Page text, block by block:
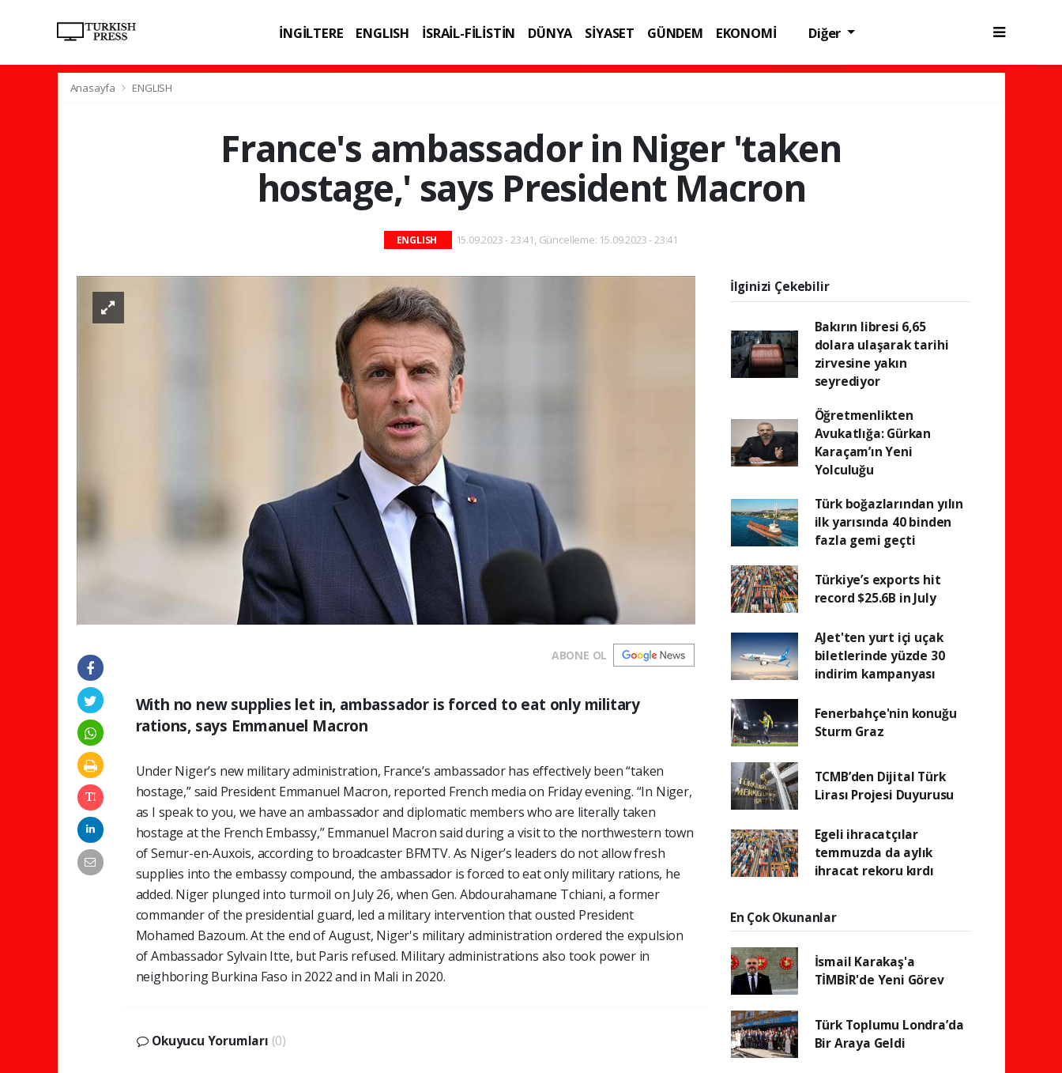
İNGİLTERE ENGLISH İSRAİL-FİLİSTİN DÜNYA SİYASET GÜNDEM
EKONOMİ
Diğer
Anasayfa ENGLISH
France's ambassador in Niger 'taken
hostage,' says President Macron
ENGLISH 15.09.2023 - 23:41, Güncelleme: 15.09.2023 - 23:41
ABONE OL
With no new supplies let in, ambassador is forced to eat only military
rations, says Emmanuel Macron
Under Niger’s new military administration, France’s ambassador has effectively been “taken
hostage,” said President Emmanuel Macron, reported French media on Friday evening. “In Niger,
as I speak to you, we have an ambassador and diplomatic members who are literally taken
hostage at the French Embassy,” Emmanuel Macron said during a visit to the northwestern town
of Semur-en-Auxois, according to broadcaster BFMTV. As Niger’s leaders do not allow fresh
supplies into the embassy compound, the ambassador is forced to eat only military rations, he
added. Niger plunged into turmoil on July 26, when Gen. Abdourahamane Tchiani, a former
commander of the presidential guard, led a military intervention that ousted President
Mohamed Bazoum. At the end of August, Niger's military administration ordered the expulsion
of Ambassador Sylvain Itte, but Paris refused. Military administrations also took power in
neighboring Burkina Faso in 2022 and in Mali in 2020.
Okuyucu Yorumları (0)
İlginizi Çekebilir
Bakırın libresi 6,65
dolara ulaşarak tarihi
zirvesine yakın
seyrediyor
Öğretmenlikten
Avukatlığa: Gürkan
Karaçam’ın Yeni
Yolculuğu
Türk boğazlarından yılın
ilk yarısında 40 binden
fazla gemi geçti
Türkiye’s exports hit
record $25.6B in July
AJet'ten yurt içi uçak
biletlerinde yüzde 30
indirim kampanyası
Fenerbahçe'nin konuğu
Sturm Graz
TCMB’den Dijital Türk
Lirası Projesi Duyurusu
Egeli ihracatçılar
temmuzda da aylık
ihracat rekoru kırdı
En Çok Okunanlar
İsmail Karakaş'a
TİMBİR'de Yeni Görev
Türk Toplumu Londra’da
Bir Araya Geldi